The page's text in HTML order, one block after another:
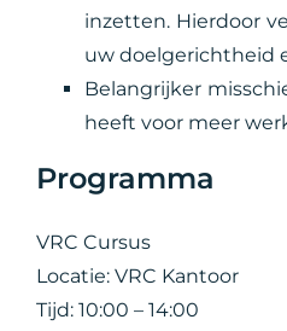
inzetten. Hierdoor
uw doelgerichtheid
Belangrijker
heeft voor meer
Programma
VRC Cursus
Locatie: VRC Kantoor
Tijd: 10:00 – 14:00